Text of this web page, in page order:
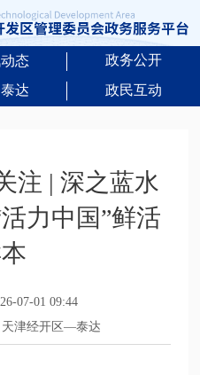
态
政务公开
达 政民互动
注 | 深之蓝水
力中国”鲜活
07-01 09:44
津经开区—泰达